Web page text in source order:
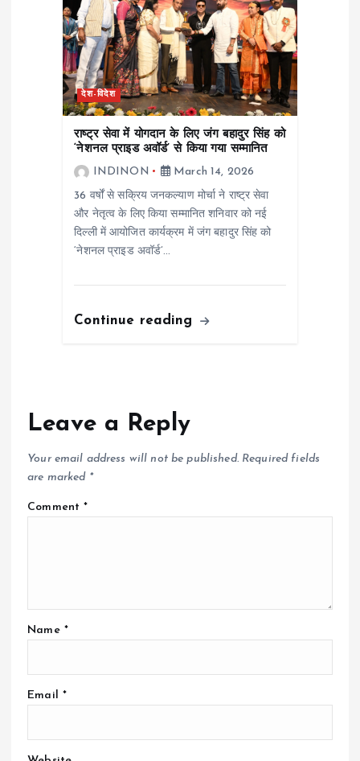
देश-विदेश
राष्ट्र सेवा में योगदान के लिए जंग बहादुर सिंह को
‘नेशनल प्राइड अवॉर्ड’ से किया गया सम्मानित
INDINON
March 14, 2026
36 वर्षों से सक्रिय जनकल्याण मोर्चा ने राष्ट्र सेवा
और नेतृत्व के लिए किया सम्मानित शनिवार को नई
दिल्ली में आयोजित कार्यक्रम में जंग बहादुर सिंह को
‘नेशनल प्राइड अवॉर्ड’…
Continue reading
Leave a Reply
Your email address will not be published. Required fields
are marked *
Comment*
Name *
Email *